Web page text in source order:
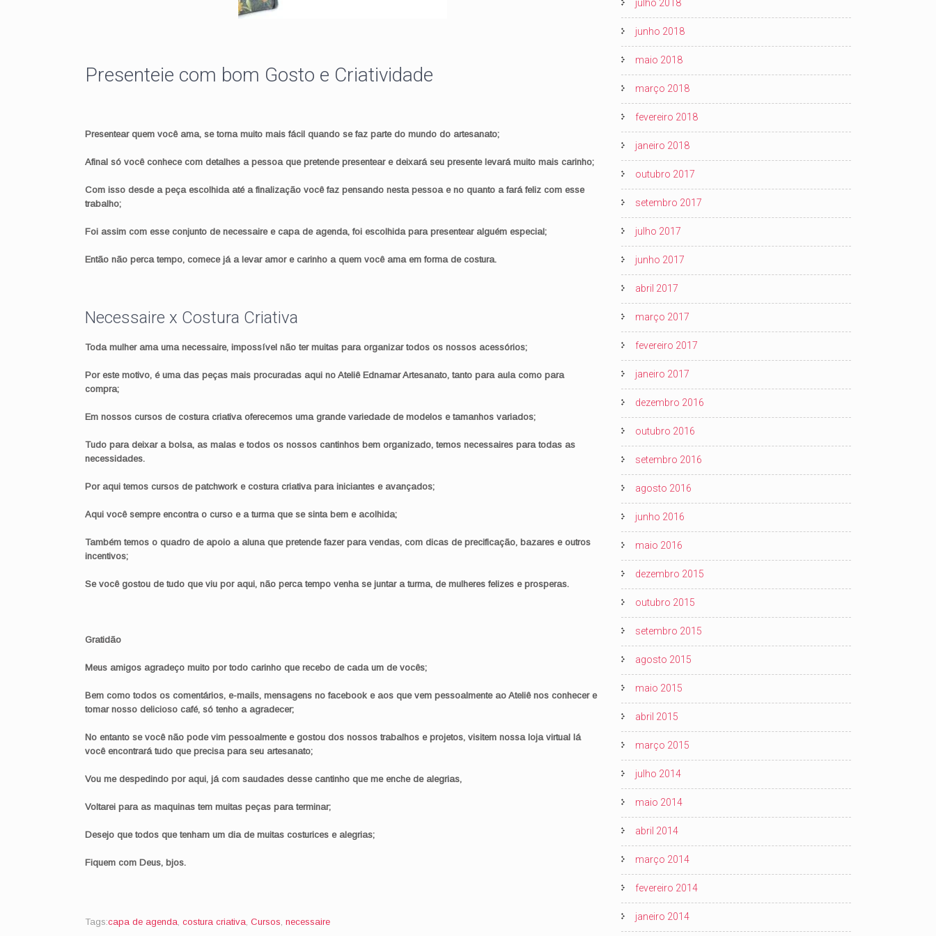
Presenteie com bom Gosto e Criatividade
Presentear quem você ama, se torna muito mais fácil quando se faz parte do mundo do artesanato;
Afinal só você conhece com detalhes a pessoa que pretende presentear e deixará seu presente levará muito mais carinho;
Com isso desde a peça escolhida até a finalização você faz pensando nesta pessoa e no quanto a fará feliz com esse
trabalho;
Foi assim com esse conjunto de necessaire e capa de agenda, foi escolhida para presentear alguém especial;
Então não perca tempo, comece já a levar amor e carinho a quem você ama em forma de costura.
Necessaire x Costura Criativa
Toda mulher ama uma necessaire, impossível não ter muitas para organizar todos os nossos acessórios;
Por este motivo, é uma das peças mais procuradas aqui no Ateliê Ednamar Artesanato, tanto para aula como para
compra;
Em nossos cursos de costura criativa oferecemos uma grande variedade de modelos e tamanhos variados;
Tudo para deixar a bolsa, as malas e todos os nossos cantinhos bem organizado, temos necessaires para todas as
necessidades.
Por aqui temos cursos de patchwork e costura criativa para iniciantes e avançados;
Aqui você sempre encontra o curso e a turma que se sinta bem e acolhida;
Também temos o quadro de apoio a aluna que pretende fazer para vendas, com dicas de precificação, bazares e outros
incentivos;
Se você gostou de tudo que viu por aqui, não perca tempo venha se juntar a turma, de mulheres felizes e prosperas.
Gratidão
Meus amigos agradeço muito por todo carinho que recebo de cada um de vocês;
Bem como todos os comentários, e-mails, mensagens no facebook e aos que vem pessoalmente ao Ateliê nos conhecer e
tomar nosso delicioso café, só tenho a agradecer;
No entanto se você não pode vim pessoalmente e gostou dos nossos trabalhos e projetos, visitem nossa loja virtual lá
você encontrará tudo que precisa para seu artesanato;
Vou me despedindo por aqui, já com saudades desse cantinho que me enche de alegrias,
Voltarei para as maquinas tem muitas peças para terminar;
Desejo que todos que tenham um dia de muitas costurices e alegrias;
Fiquem com Deus, bjos.
Tags:capa de agenda, costura criativa, Cursos, necessaire
julho 2018
junho 2018
maio 2018
março 2018
fevereiro 2018
janeiro 2018
outubro 2017
setembro 2017
julho 2017
junho 2017
abril 2017
março 2017
fevereiro 2017
janeiro 2017
dezembro 2016
outubro 2016
setembro 2016
agosto 2016
junho 2016
maio 2016
dezembro 2015
outubro 2015
setembro 2015
agosto 2015
maio 2015
abril 2015
março 2015
julho 2014
maio 2014
abril 2014
março 2014
fevereiro 2014
janeiro 2014